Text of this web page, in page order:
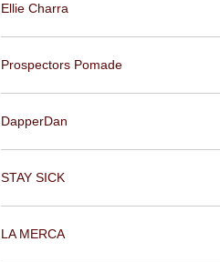
Ellie Charra
Prospectors Pomade
DapperDan
STAY SICK
LA MERCA